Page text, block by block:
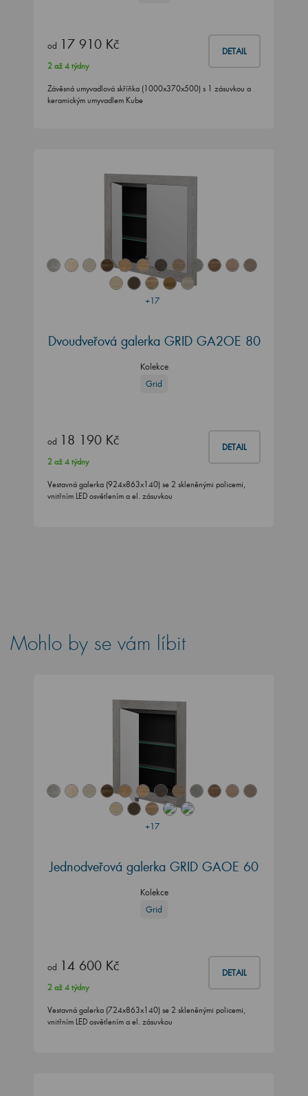
od 17 910 Kč DETAIL
2 až 4 týdny
Závěsná umyvadlová skříňka (1000x370x500) s 1 zásuvkou a
keramickým umyvadlem Kube
+17
Dvoudveřová galerka GRID GA2OE 80
Kolekce
Grid
od 18 190 Kč DETAIL
2 až 4 týdny
Vestavná galerka (924x863x140) se 2 skleněnými policemi,
vnitřním LED osvětlením a el. zásuvkou
Mohlo by se vám líbit
+17
Jednodveřová galerka GRID GAOE 60
Kolekce
Grid
od 14 600 Kč DETAIL
2 až 4 týdny
Vestavná galerka (724x863x140) se 2 skleněnými policemi,
vnitřním LED osvětlením a el. zásuvkou